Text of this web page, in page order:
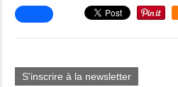
S'inscrire à la newsletter